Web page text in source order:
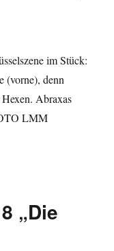
im Stück:
(vorne), denn
Abraxas
LMM
„Die